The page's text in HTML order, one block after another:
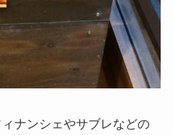
ナンシェやサブレなどの